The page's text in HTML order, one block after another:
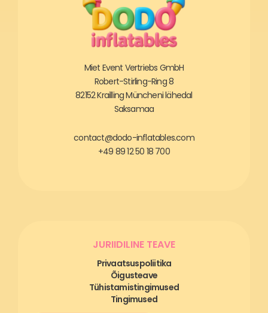
Miet Event Vertriebs GmbH
Robert-Stirling-Ring 8
82152 Krailling Müncheni lähedal
Saksamaa
contact@dodo-inflatables.com
+49 89 12 50 18 700
JURIIDILINE TEAVE
Privaatsuspoliitika
Õigusteave
Tühistamistingimused
Tingimused